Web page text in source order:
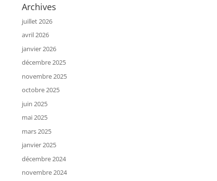
Archives
juillet 2026
avril 2026
janvier 2026
décembre 2025
novembre 2025
octobre 2025
juin 2025
mai 2025
mars 2025
janvier 2025
décembre 2024
novembre 2024